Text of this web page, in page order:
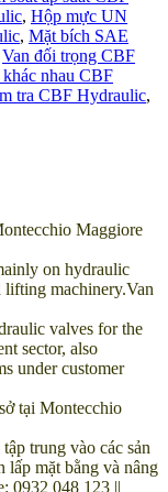
, Hộp mực UN
, Mặt bích SAE
Van đối trọng CBF
khác nhau CBF
tra CBF Hydraulic,
Maggiore
on hydraulic
lifting machinery.Van
valves for the
sector, also
under customer
tại Montecchio
trung vào các sản
lấp mặt bằng và nâng
0932 048 123 ||